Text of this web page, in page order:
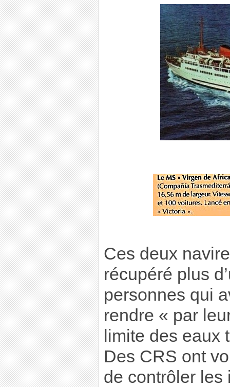
Ces deux
récupéré plus
personnes qui
rendre « par
limite des eaux
Des CRS ont
de contrôler les